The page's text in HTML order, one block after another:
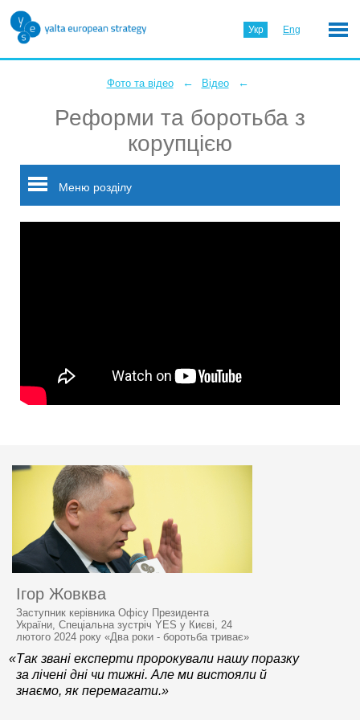
Укр Eng
Фото та відео ← Відео ←
Реформи та боротьба з
корупцією
Меню розділу
Ігор Жовква
Заступник керівника Офісу Президента
України, Спеціальна зустріч YES у Києві, 24
лютого 2024 року «Два роки - боротьба триває»
«Так звані експерти пророкували нашу поразку
за лічені дні чи тижні. Але ми вистояли й
знаємо, як перемагати.»